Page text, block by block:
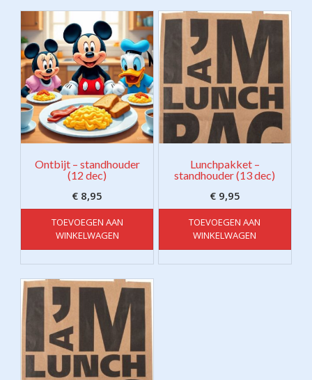
Ontbijt – standhouder
(12 dec)
€ 8,95
TOEVOEGEN AAN
WINKELWAGEN
Lunchpakket –
standhouder (13 dec)
€9,95
TOEVOEGEN AAN
WINKELWAGEN